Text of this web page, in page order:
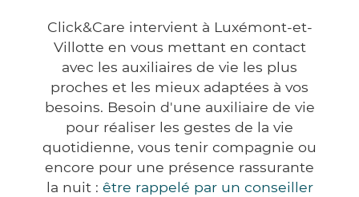
Click&Care intervient à Luxémont-et-
Villotte en vous mettant en contact
avec les auxiliaires de vie les plus
proches et les mieux adaptées à vos
besoins. Besoin d'une auxiliaire de vie
pour réaliser les gestes de la vie
quotidienne, vous tenir compagnie ou
encore pour une présence rassurante
la nuit : être rappelé par un conseiller